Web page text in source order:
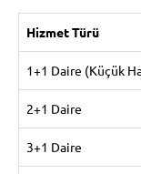
Hizmet Türü
1+1 Daire (Küçük
2+1 Daire
3+1 Daire